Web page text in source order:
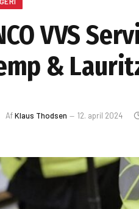
VVS
&
AfKlaus Thodsen 12. april 2024